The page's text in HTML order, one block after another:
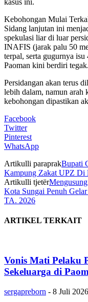
Kebohongan Mulai
Sidang lanjutan ini
spekulasi liar di luar
INAFIS (jarak palu 50
terpal, serta gugurnya
Paoman kini berdiri tegak.
Persidangan akan terus
lebih dalam, namun arah
kebohongan dipastikan
Facebook
Twitter
Pinterest
WhatsApp
Artikulli paraprakBupati
Kampung Zakat UPZ Di
Artikulli tjetër
Kota Sungai Penuh
TA. 2026
ARTIKEL TERKAIT
Vonis Mati Pelaku
Sekeluarga di
sergapreborn - 8 Juli 2026